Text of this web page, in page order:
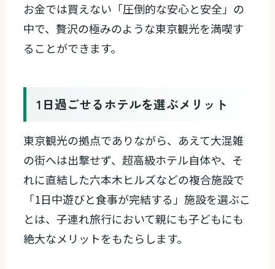
お金では買えない「圧倒的な安心と安全」の
中で、贅沢の極みのような東京観光を満喫す
ることができます。
1日過ごせるホテルを選ぶメリット
東京観光の拠点でありながら、あえて大混雑
の街へは出撃せず、超高級ホテル自体や、そ
れに直結した六本木ヒルズなどの複合施設で
「1日中遊びと食事が完結する」施設を選ぶこ
とは、子連れ旅行において親にも子どもにも
絶大なメリットをもたらします。